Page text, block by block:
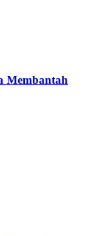
Membantah